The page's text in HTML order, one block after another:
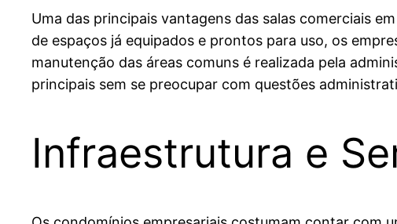
Uma das principais vantagens das salas comerciais
de espaços já equipados e prontos para uso, os
manutenção das áreas comuns é realizada pela
principais sem se preocupar com questões
Infraestrutura e